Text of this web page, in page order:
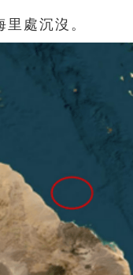
處沉沒。